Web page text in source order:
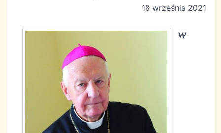
18 września 2021
W